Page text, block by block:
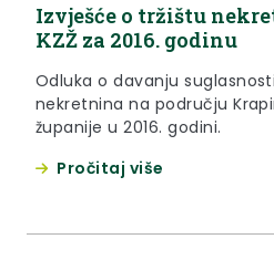
Izvješće o tržištu
KZŽ za 2016. godinu
Odluka o davanju
nekretnina na području
županije u 2016. godini.
Pročitaj više